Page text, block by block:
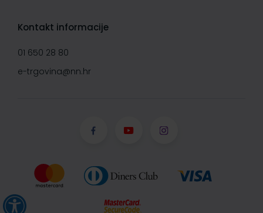
Kontakt informacije
01 650 28 80
e-trgovina@nn.hr